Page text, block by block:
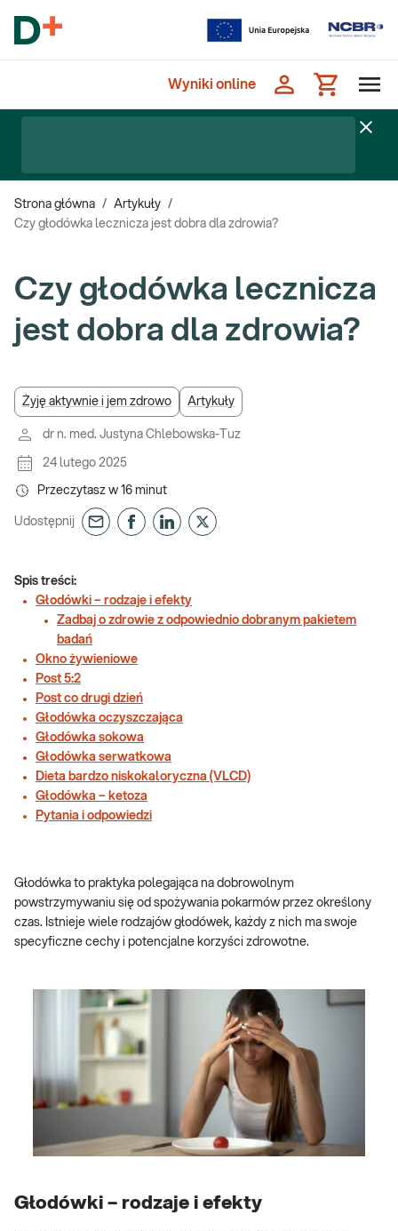
Wyniki online
Strona główna / Artykuły /
Czy głodówka lecznicza jest dobra dla zdrowia?
Czy głodówka lecznicza
jest dobra dla zdrowia?
Żyję aktywnie i jem zdrowo Artykuły
dr n. med. Justyna Chlebowska-Tuz
24 lutego 2025
Przeczytasz w 16 minut
Udostępnij
Spis treści:
Głodówki – rodzaje i efekty
Zadbaj o zdrowie z odpowiednio dobranym pakietem
badań
Okno żywieniowe
Post 5:2
Post co drugi dzień
Głodówka oczyszczająca
Głodówka sokowa
Głodówka serwatkowa
Dieta bardzo niskokaloryczna (VLCD)
Głodówka – ketoza
Pytania i odpowiedzi
Głodówka to praktyka polegająca na dobrowolnym
powstrzymywaniu się od spożywania pokarmów przez określony
czas. Istnieje wiele rodzajów głodówek, każdy z nich ma swoje
specyficzne cechy i potencjalne korzyści zdrowotne.
Głodówki – rodzaje i efekty